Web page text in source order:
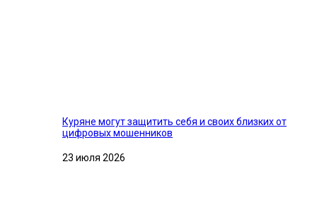
Куряне могут защитить себя и своих близких от
цифровых мошенников
23 июля 2026